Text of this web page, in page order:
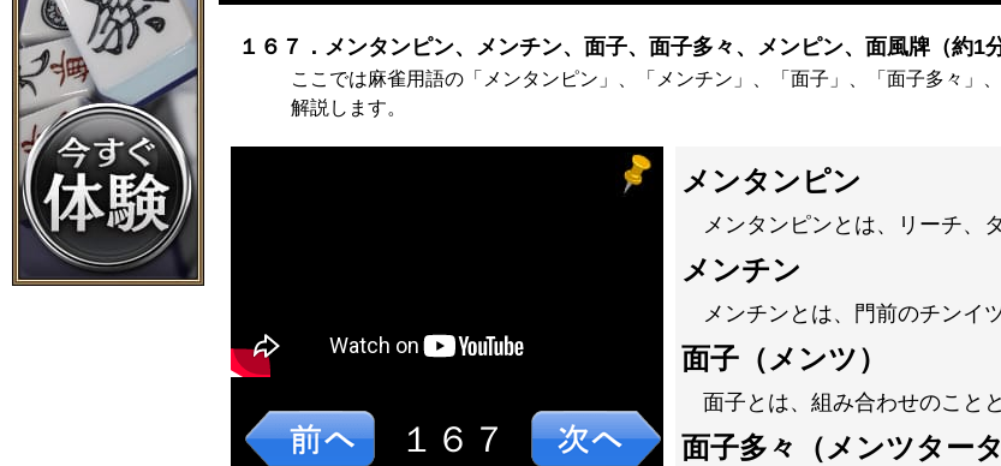
１６７．メンタンピン、メンチン、面子、面子多々、メンピン、面風牌（約1
ここでは麻雀用語の「メンタンピン」、「メンチン」、「面子」、「面子多々」
解説します。
１６７
メンタンピン
メンタンピンとは、リーチ、
メンチン
メンチンとは、門前のチンイ
面子（メンツ）
面子とは、組み合わせのこと
面子多々（メンツタータ